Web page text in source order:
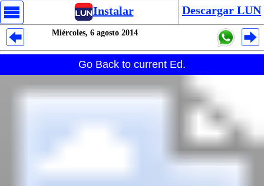
Instalar Descargar LUN
Miércoles, 6 agosto 2014
Go Back to current Ed.
Despliegues Analytics
Despliegues Totales
Despliegues por Rubros